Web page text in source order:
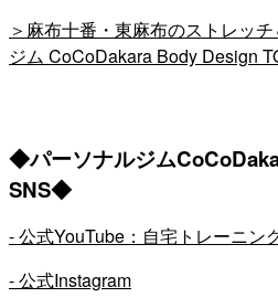
＞麻布十番・東麻布のストレッ
ジム CoCoDakara Body Design
◆パーソナルジム
SNS◆
- 公式YouTube：自宅トレーニン
- 公式Instagram